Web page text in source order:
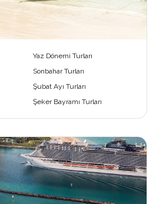
Yaz Dönemi Turları
Sonbahar Turları
Şubat Ayı Turları
Şeker Bayramı Turları